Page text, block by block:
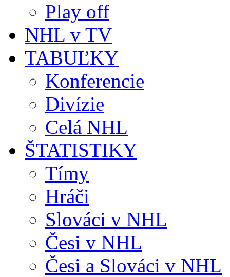
Play off
NHL v TV
TABUĽKY
Konferencie
Divízie
Celá NHL
ŠTATISTIKY
Tímy
Hráči
Slováci v NHL
Česi v NHL
Česi a Slováci v NHL